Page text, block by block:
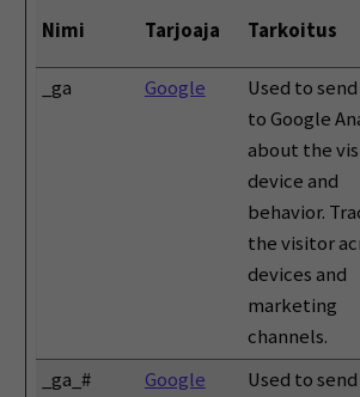
Nimi Tarjoaja Tarkoitus
_ga
Google
Used to
to Google
about the
device and
behavior.
the visitor
devices and
marketing
channels.
_ga_# Google
Used to